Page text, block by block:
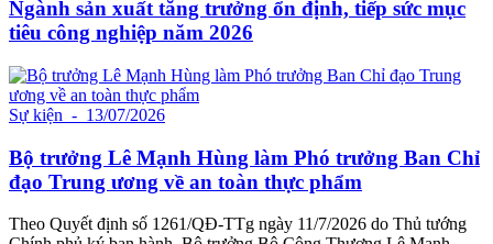
Ngành sản xuất tăng trưởng ổn định, tiếp sức mục
tiêu công nghiệp năm 2026
Sự kiện - 13/07/2026
Bộ trưởng Lê Mạnh Hùng làm Phó trưởng Ban Chỉ
đạo Trung ương về an toàn thực phẩm
Theo Quyết định số 1261/QĐ-TTg ngày 11/7/2026 do Thủ tướng